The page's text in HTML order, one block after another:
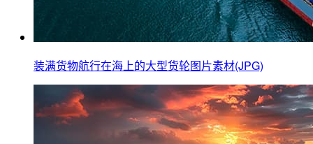
装满货物航行在海上的大型货轮图片素材(JPG)